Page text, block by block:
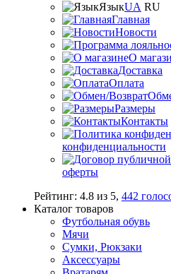
ЯзыкUA RU
Главная
Новости
О
Доставка
Оплата
Размеры
Контакты
конфиденциальности
оферты
Рейтинг: 4.8 из 5, 442
Каталог товаров
Футбольная обувь
Мячи
Сумки, Рюкзаки
Аксессуары